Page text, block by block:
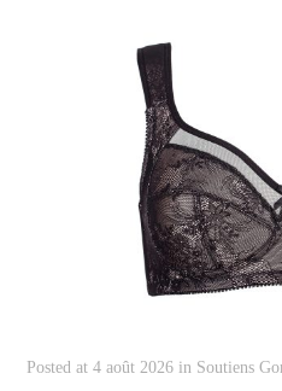
Posted at 4 août 2026 in Soutiens